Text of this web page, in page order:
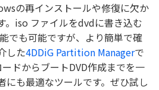
の再インストールや修復に欠か
。iso ファイルをdvdに書き込む
でも可能ですが、より簡単で確
した4DDiG Partition Managerで
ドからブートDVD作成までを一
にも最適なツールです。ぜひ試し